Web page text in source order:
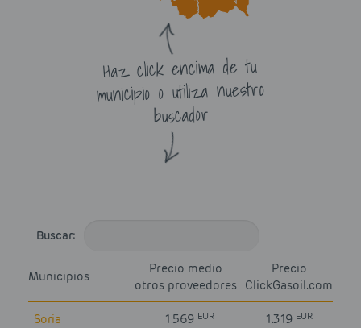
Haz click encima de tu
municipio o utiliza nuestro
buscador
Buscar:
Municipios
Precio medio
otros proveedores
Precio
ClickGasoil.com
Soria 1.569 EUR 1.319 EUR